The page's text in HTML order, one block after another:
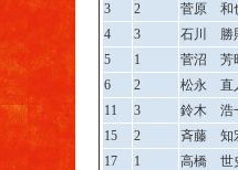
3
2
菅原 和
4
3
石川 勝
5
1
菅沼 芳
6
2
松永 直
11
3
鈴木 浩
15
2
斉藤 知
17
1
高橋 世